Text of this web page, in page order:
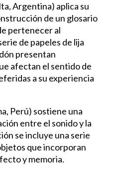
Argentina) aplica su
de un glosario
pertenecer al
de papeles de lija
presentan
afectan el sentido de
a su experiencia
Perú) sostiene una
entre el sonido y la
se incluye una serie
que incorporan
y memoria.